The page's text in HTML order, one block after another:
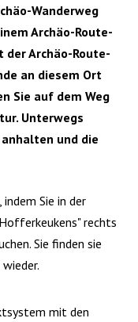
Wanderweg
Archäo-Route-
Archäo-Route-
an diesem Ort
Sie auf dem Weg
Unterwegs
und die
Sie in der
rechts
Sie finden sie
mit den